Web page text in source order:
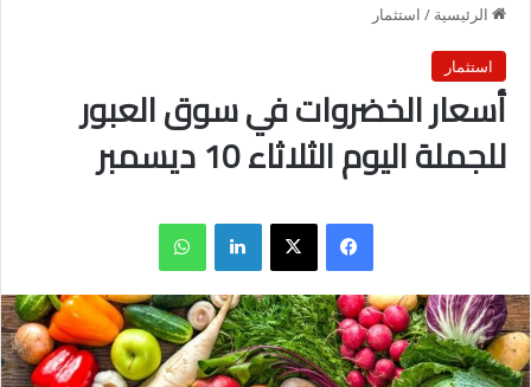
الرئيسية / استثمار
استثمار
أسعار الخضروات في سوق العبور
للجملة اليوم الثلاثاء 10 ديسمبر
فيسبوك X لينكدإن